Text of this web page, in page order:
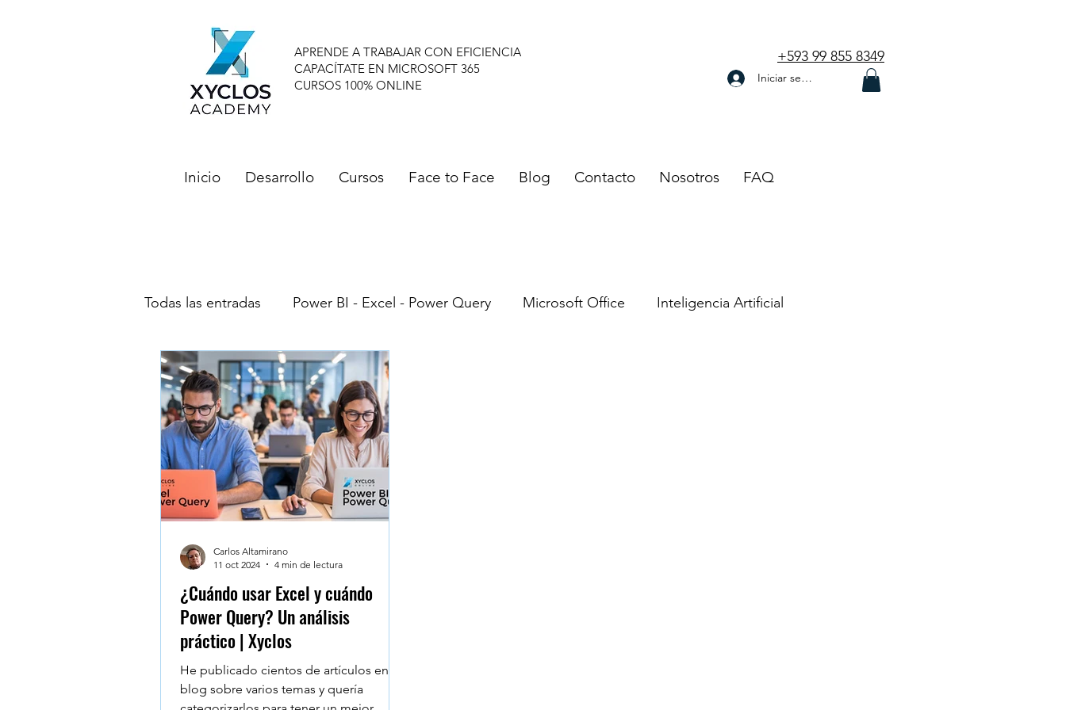
APRENDE A TRABAJAR CON EFICIENCIA
CAPACÍTATE EN MICROSOFT 365
CURSOS 100% ONLINE
+593 99 855 8349
Iniciar sesión
Inicio Desarrollo Cursos Face to Face Blog Contacto Nosotros FAQ
Todas las entradas Power BI - Excel - Power Query Microsoft Office Inteligencia Artificial
Testimonios - Reviews - Alumnos
Microsoft Teams Google Workspace
Windows 10 Claude Desktop
¿Cuándo usar Excel y cuándo
Power Query? Un análisis
práctico | Xyclos
He publicado cientos de artículos en mi
blog sobre varios temas y quería
Carlos Altamirano
11 oct 2024
4 min de lectura